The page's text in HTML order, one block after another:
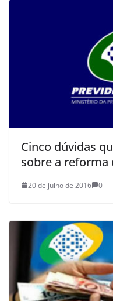
Cinco dúvidas
sobre a reforma
20 de julho de 2016 0